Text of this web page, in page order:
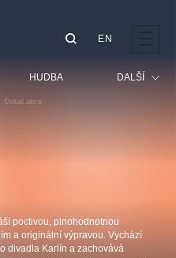
HUDBA DALŠÍ
Sport
Ostatní
EN
Detail akce
poctivou, plnohodnotnou
a originální výpravou. Vychází
divadla Karlín a zachovává